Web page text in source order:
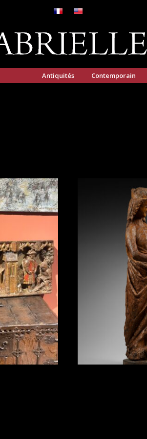
Antiquités Contemporain